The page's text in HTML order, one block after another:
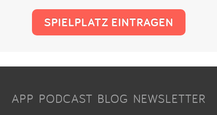
SPIELPLATZ EINTRAGEN
APP PODCAST BLOG NEWSLETTER